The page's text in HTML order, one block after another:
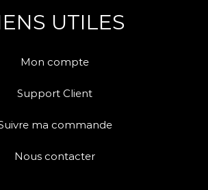
UTILES
Mon compte
Support Client
ma commande
Nous contacter